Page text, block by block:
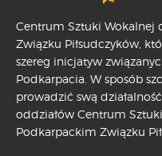
Centrum Sztuki Wokalnej
Związku Piłsudczyków,
szereg inicjatyw
Podkarpacia. W sposób
prowadzić swą
oddziałów Centrum
Podkarpackim Związku